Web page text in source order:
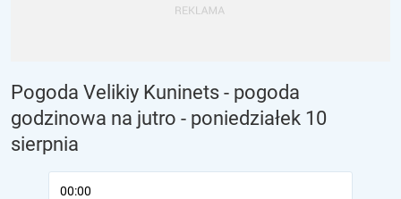
Pogoda Velikiy Kuninets - pogoda
godzinowa na jutro - poniedziałek 10
sierpnia
00:00